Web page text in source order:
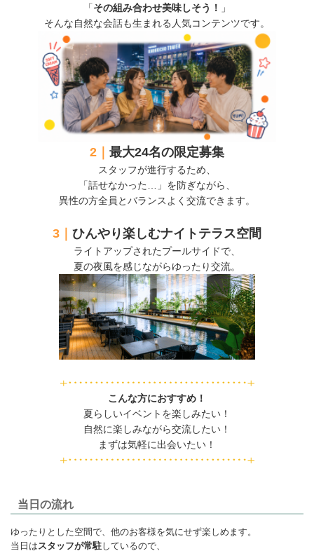
「その組み合わせ美味しそう！
」
そんな自然な会話も生まれる人気コンテンツです。
2｜ 最大24名の限定募集
スタッフが進行するため、
「話せなかった…」を防ぎながら、
異性の方全員とバランスよく交流できます。
3｜ ひんやり楽しむナイトテラス空間
ライトアップされたプールサイドで、
夏の夜風を感じながらゆったり交流。
こんな方におすすめ！
夏らしいイベントを楽しみたい！
自然に楽しみながら交流したい！
まずは気軽に出会いたい！
当日の流れ
ゆったりとした空間で、他のお客様を気にせず楽しめます。
当日は スタッフが常駐しているので、